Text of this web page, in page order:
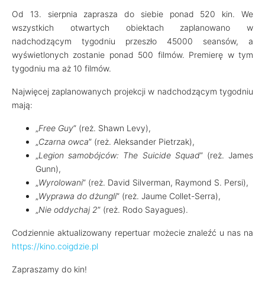
Od 13. sierpnia zaprasza do siebie ponad 520 kin. We
wszystkich otwartych obiektach zaplanowano w
nadchodzącym tygodniu przeszło 45000 seansów, a
wyświetlonych zostanie ponad 500 filmów. Premierę w tym
tygodniu ma aż 10 filmów.
Najwięcej zaplanowanych projekcji w nadchodzącym tygodniu
mają:
„Free Guy” (reż. Shawn Levy),
„Czarna owca” (reż. Aleksander Pietrzak),
„Legion samobójców: The Suicide Squad” (reż. James
Gunn),
„Wyrolowani” (reż. David Silverman, Raymond S. Persi),
„Wyprawa do dżungli” (reż. Jaume Collet-Serra),
„Nie oddychaj 2” (reż. Rodo Sayagues).
Codziennie aktualizowany repertuar możecie znaleźć u nas na
https://kino.coigdzie.pl
Zapraszamy do kin!